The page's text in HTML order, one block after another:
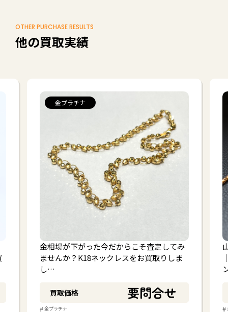
OTHER PURCHASE RESULTS
他の買取実績
金プラチナ
金相場が下がった今だからこそ査定してみ
ませんか？K18ネックレスをお買取りしま
し…
買取価格 要問合せ
#金プラチナ #